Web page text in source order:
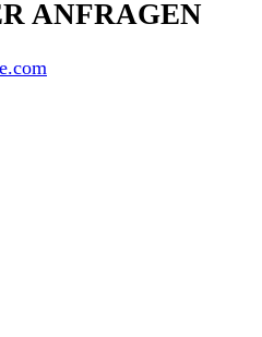
ANFRAGEN